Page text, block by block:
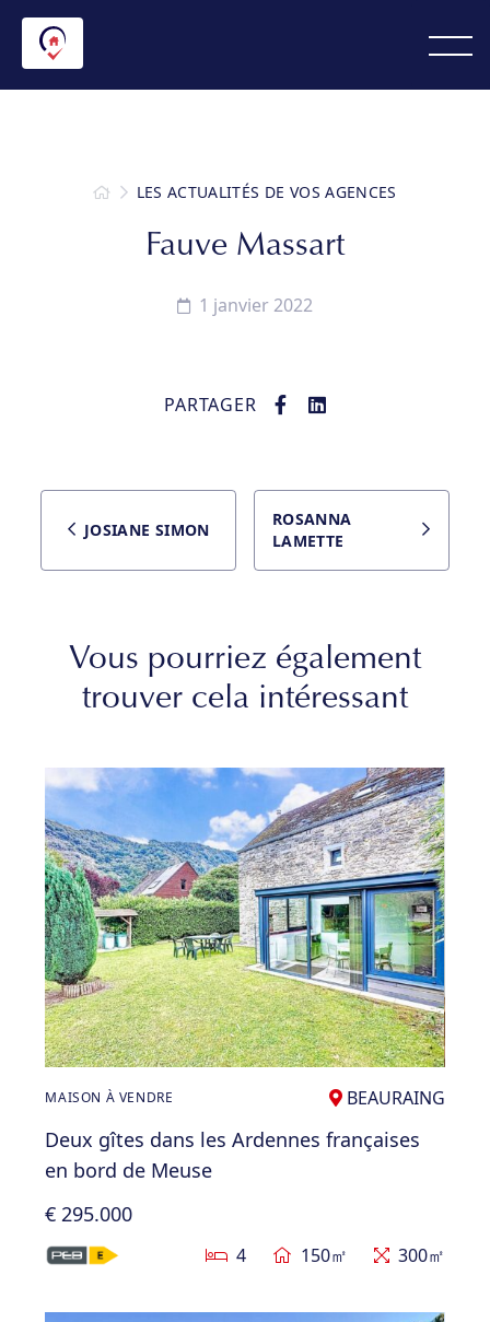
LES ACTUALITÉS DE VOS AGENCES
Fauve Massart
1 janvier 2022
PARTAGER
JOSIANE SIMON
ROSANNA
LAMETTE
Vous pourriez également
trouver cela intéressant
MAISON À VENDRE BEAURAING
Deux gîtes dans les Ardennes françaises
en bord de Meuse
€ 295.000
4 150㎡ 300㎡